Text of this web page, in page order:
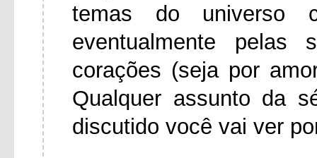
temas do universo
eventualmente pelas
corações (seja por
Qualquer assunto da
discutido você vai ver